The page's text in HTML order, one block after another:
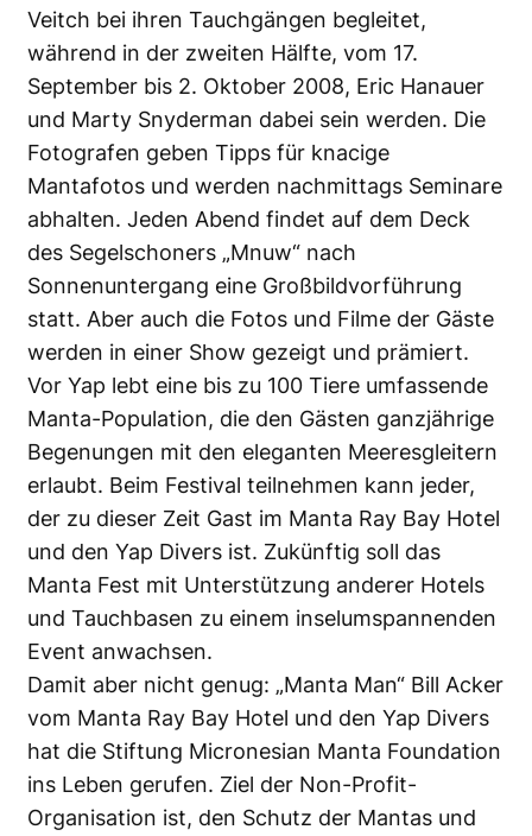
Veitch bei ihren Tauchgängen begleitet,
während in der zweiten Hälfte, vom 17.
September bis 2. Oktober 2008, Eric Hanauer
und Marty Snyderman dabei sein werden. Die
Fotografen geben Tipps für knacige
Mantafotos und werden nachmittags Seminare
abhalten. Jeden Abend findet auf dem Deck
des Segelschoners „Mnuw“ nach
Sonnenuntergang eine Großbildvorführung
statt. Aber auch die Fotos und Filme der Gäste
werden in einer Show gezeigt und prämiert.
Vor Yap lebt eine bis zu 100 Tiere umfassende
Manta-Population, die den Gästen ganzjährige
Begenungen mit den eleganten Meeresgleitern
erlaubt. Beim Festival teilnehmen kann jeder,
der zu dieser Zeit Gast im Manta Ray Bay Hotel
und den Yap Divers ist. Zukünftig soll das
Manta Fest mit Unterstützung anderer Hotels
und Tauchbasen zu einem inselumspannenden
Event anwachsen.
Damit aber nicht genug: „Manta Man“ Bill Acker
vom Manta Ray Bay Hotel und den Yap Divers
hat die Stiftung Micronesian Manta Foundation
ins Leben gerufen. Ziel der Non-Profit-
Organisation ist, den Schutz der Mantas und